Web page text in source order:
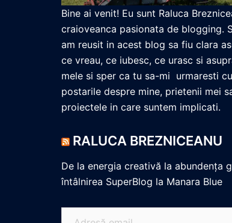
Bine ai venit! Eu sunt Raluca
craioveanca pasionata de blogging.
am reusit in acest blog sa fiu clara
ce vreau, ce iubesc, ce urasc si
mele si sper ca tu sa-mi urmaresti
postarile despre mine, prietenii mei
proiectele in care suntem implicati.
RALUCA BREZNICEANU
De la energia creativă la abundența
întâlnirea SuperBlog la Manara Blue